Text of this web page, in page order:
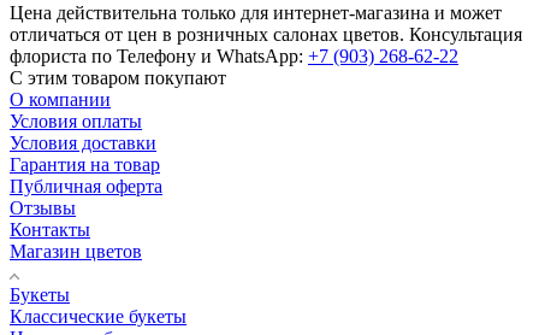
Цена действительна только для интернет-магазина и может
отличаться от цен в розничных салонах цветов. Консультация
флориста по Телефону и WhatsApp: +7 (903) 268-62-22
С этим товаром покупают
О компании
Условия оплаты
Условия доставки
Гарантия на товар
Публичная оферта
Отзывы
Контакты
Магазин цветов
Букеты
Классические букеты